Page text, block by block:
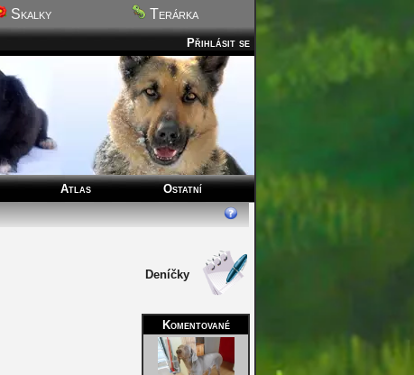
Skalky Terárka
Přihlásit se
Atlas
Ostatní
Deníčky
Komentované